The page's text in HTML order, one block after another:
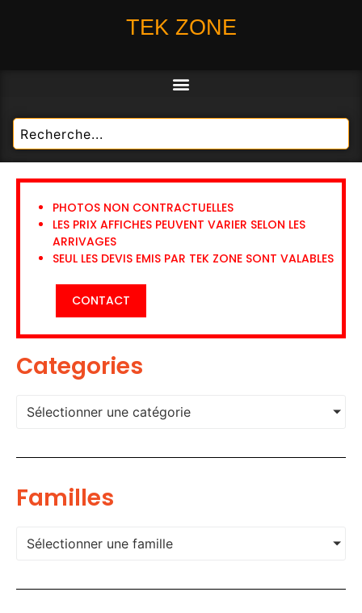
TEK ZONE
PHOTOS NON CONTRACTUELLES
LES PRIX AFFICHES PEUVENT VARIER SELON LES
ARRIVAGES
SEUL LES DEVIS EMIS PAR TEK ZONE SONT VALABLES
CONTACT
Categories
Sélectionner une catégorie
Familles
Sélectionner une famille